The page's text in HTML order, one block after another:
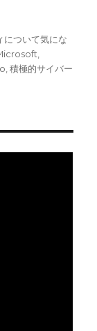
について気にな
,積極的サイバー